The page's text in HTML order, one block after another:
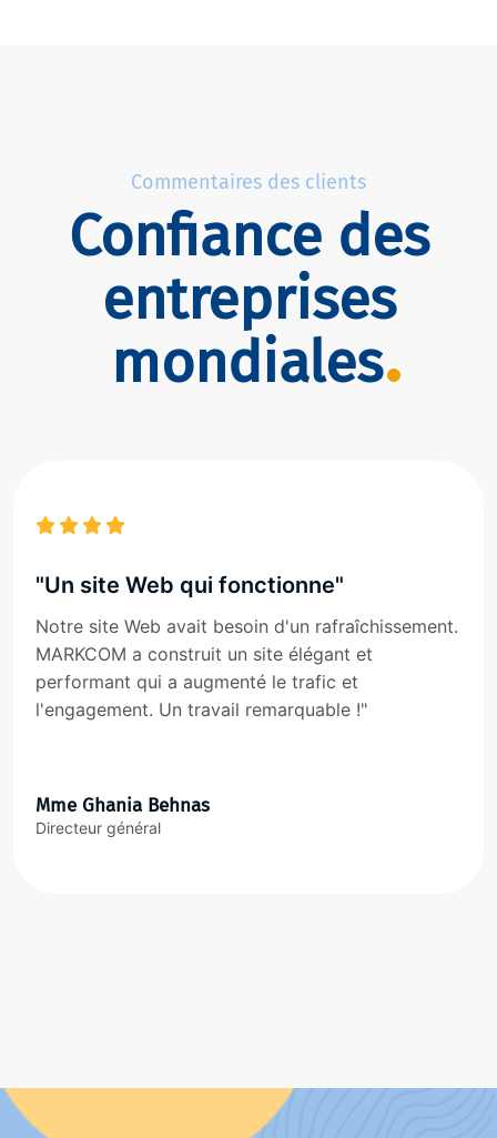
Commentaires des clients
Confiance des
entreprises
mondiales
"Un site Web qui fonctionne"
Notre site Web avait besoin d'un rafraîchissement.
MARKCOM a construit un site élégant et
performant qui a augmenté le trafic et
l'engagement. Un travail remarquable !"
Mme Ghania Behnas
Directeur général